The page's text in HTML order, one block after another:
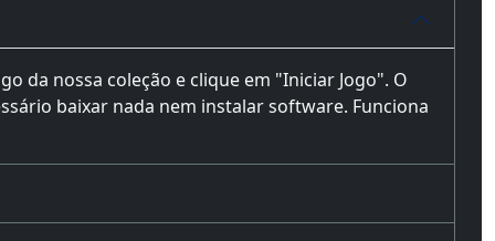
da nossa coleção e clique em "Iniciar Jogo". O
baixar nada nem instalar software. Funciona